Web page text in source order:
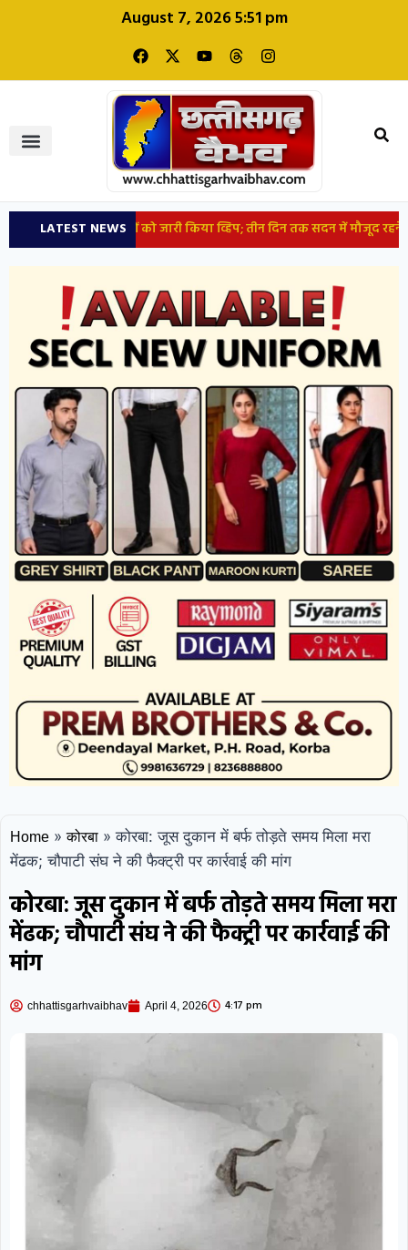
August 7, 2026 5:51 pm
LATEST NEWS
ने सांसदों को जारी किया व्हिप; तीन दिन तक सदन में मौजूद रहने के निर्देश;
Home » कोरबा » कोरबा: जूस दुकान में बर्फ तोड़ते समय मिला मरा
मेंढक; चौपाटी संघ ने की फैक्ट्री पर कार्रवाई की मांग
कोरबा: जूस दुकान में बर्फ तोड़ते समय मिला मरा
मेंढक; चौपाटी संघ ने की फैक्ट्री पर कार्रवाई की
मांग
chhattisgarhvaibhav April 4, 2026 4:17 pm